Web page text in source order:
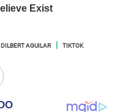
DILBERT AGUILAR TIKTOK